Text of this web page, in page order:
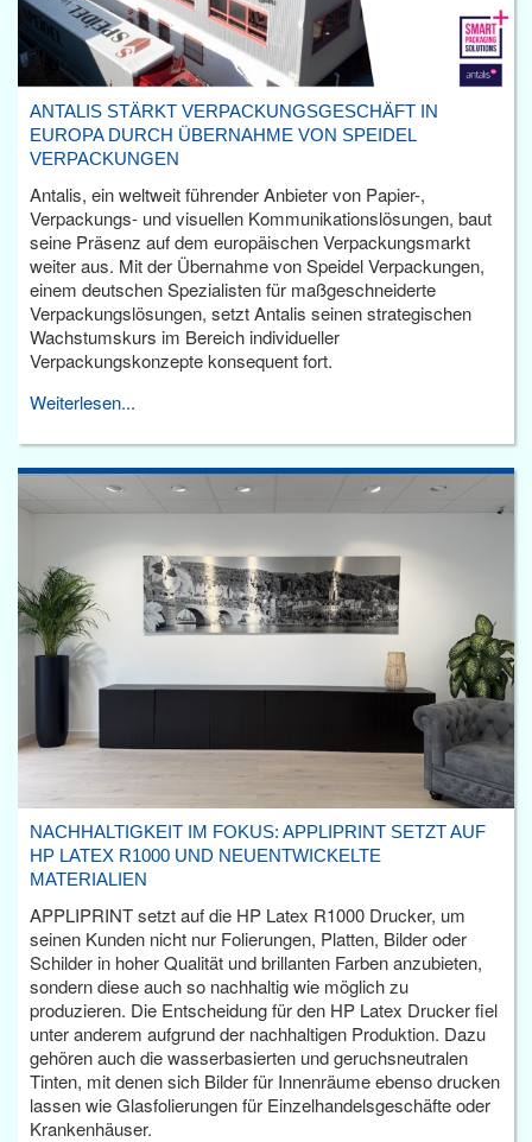
ANTALIS STÄRKT VERPACKUNGSGESCHÄFT IN
EUROPA DURCH ÜBERNAHME VON SPEIDEL
VERPACKUNGEN
Antalis, ein weltweit führender Anbieter von Papier-,
Verpackungs- und visuellen Kommunikationslösungen, baut
seine Präsenz auf dem europäischen Verpackungsmarkt
weiter aus. Mit der Übernahme von Speidel Verpackungen,
einem deutschen Spezialisten für maßgeschneiderte
Verpackungslösungen, setzt Antalis seinen strategischen
Wachstumskurs im Bereich individueller
Verpackungskonzepte konsequent fort.
Weiterlesen...
NACHHALTIGKEIT IM FOKUS: APPLIPRINT SETZT AUF
HP LATEX R1000 UND NEUENTWICKELTE
MATERIALIEN
APPLIPRINT setzt auf die HP Latex R1000 Drucker, um
seinen Kunden nicht nur Folierungen, Platten, Bilder oder
Schilder in hoher Qualität und brillanten Farben anzubieten,
sondern diese auch so nachhaltig wie möglich zu
produzieren. Die Entscheidung für den HP Latex Drucker fiel
unter anderem aufgrund der nachhaltigen Produktion. Dazu
gehören auch die wasserbasierten und geruchsneutralen
Tinten, mit denen sich Bilder für Innenräume ebenso drucken
lassen wie Glasfolierungen für Einzelhandelsgeschäfte oder
Krankenhäuser.